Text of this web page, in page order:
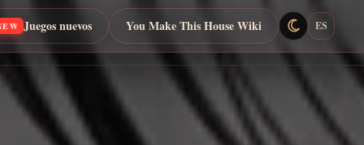
Juegos nuevos You Make This House Wiki ES